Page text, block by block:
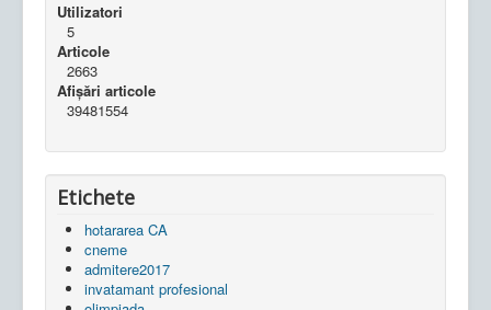
Utilizatori
5
Articole
2663
Afișări articole
39481554
Etichete
hotararea CA
cneme
admitere2017
invatamant profesional